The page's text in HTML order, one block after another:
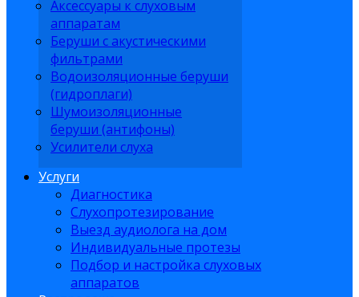
Аксессуары к слуховым
аппаратам
Беруши с акустическими
фильтрами
Водоизоляционные беруши
(гидроплаги)
Шумоизоляционные
беруши (антифоны)
Усилители слуха
Услуги
Диагностика
Слухопротезирование
Выезд аудиолога на дом
Индивидуальные протезы
Подбор и настройка слуховых
аппаратов